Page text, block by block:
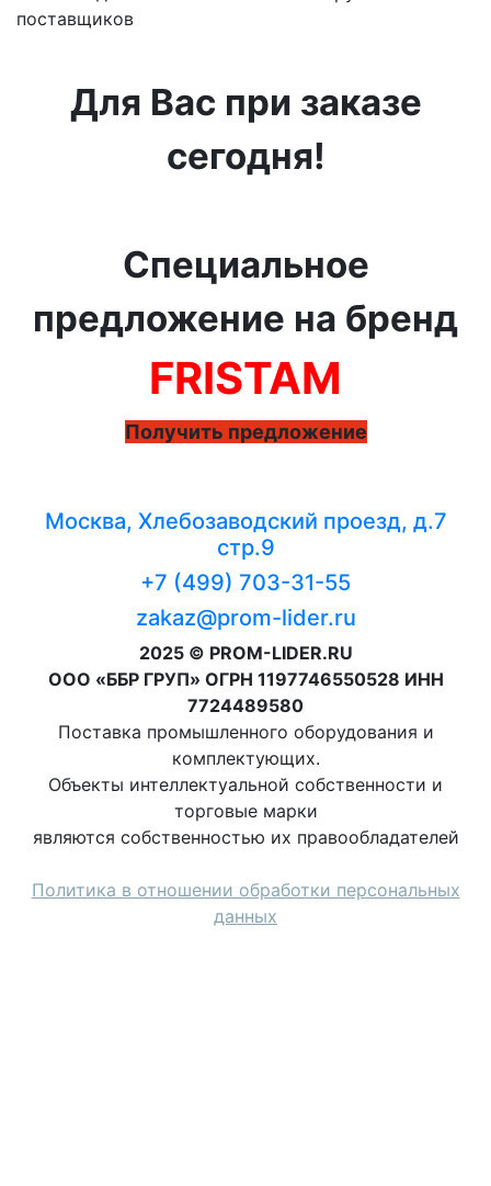
поставщиков
Для Вас при заказе
сегодня!
Специальное
предложение на бренд
FRISTAM
Получить предложение
Москва, Хлебозаводский проезд, д.7
стр.9
+7 (499) 703-31-55
zakaz@prom-lider.ru
2025 © PROM-LIDER.RU
ООО «ББР ГРУП» ОГРН 1197746550528 ИНН
7724489580
Поставка промышленного оборудования и
комплектующих.
Объекты интеллектуальной собственности и
торговые марки
являются собственностью их правообладателей
Политика в отношении обработки персональных
данных